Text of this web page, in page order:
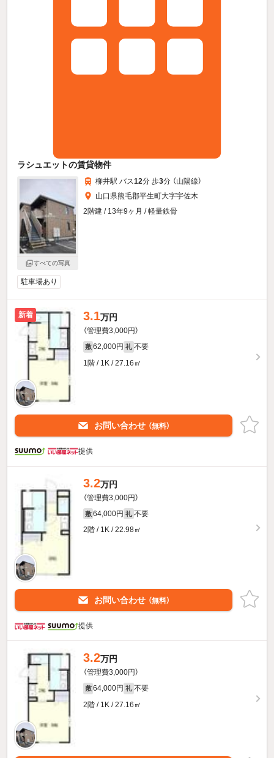
ラシュエットの賃貸物件
すべての写真
柳井駅 バス12分 歩3分 （山陽線）
山口県熊毛郡平生町大字宇佐木
2階建 / 13年9ヶ月 / 軽量鉄骨
駐車場あり
新着 3.1万円
（管理費3,000円）
敷 62,000円 礼 不要
1階 / 1K / 27.16㎡
お問い合わせ （無料）
提供
3.2万円
（管理費3,000円）
敷 64,000円 礼 不要
2階 / 1K / 22.98㎡
お問い合わせ （無料）
提供
3.2万円
（管理費3,000円）
敷 64,000円 礼 不要
2階 / 1K / 27.16㎡